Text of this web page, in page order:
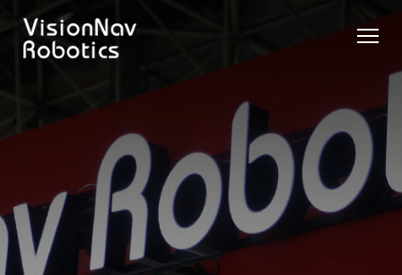
VNR 14
ーバラン
ス型AGF
VNE
20-66
VNE 20-
カウンタ
ス型AGF
VNP 30
VNP 30
14
VNSL 14
クター
VNQ 40
VNQ 40
に困ったら
こちらへ
モデル比較
お問い合わ
せ